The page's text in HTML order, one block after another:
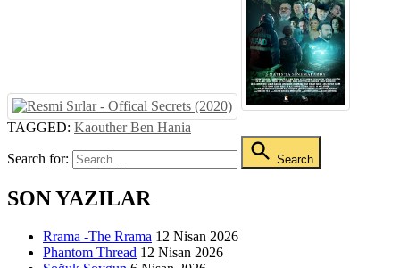
TAGGED: Kaouther Ben Hania
Search for: Search
SON YAZILAR
Rrama -The Rrama 12 Nisan 2026
Phantom Thread 12 Nisan 2026